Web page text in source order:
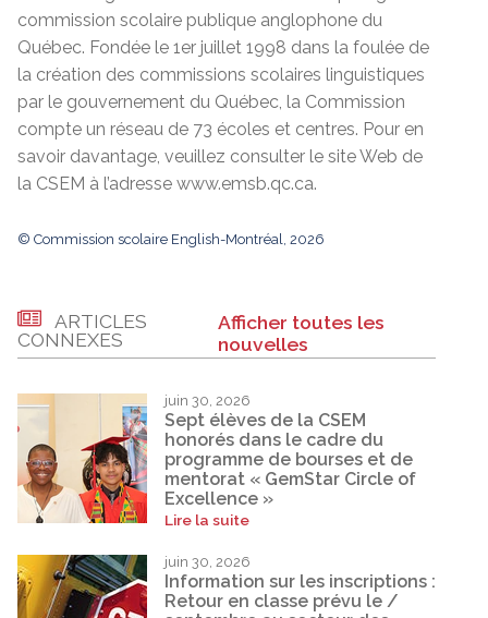
commission scolaire publique anglophone du
Québec. Fondée le 1er juillet 1998 dans la foulée de
la création des commissions scolaires linguistiques
par le gouvernement du Québec, la Commission
compte un réseau de 73 écoles et centres. Pour en
savoir davantage, veuillez consulter le site Web de
la CSEM à l’adresse www.emsb.qc.ca.
© Commission scolaire English-Montréal, 2026
ARTICLES
CONNEXES
Afficher toutes les
nouvelles
juin 30, 2026
Sept élèves de la CSEM
honorés dans le cadre du
programme de bourses et de
mentorat « GemStar Circle of
Excellence »
Lire la suite
juin 30, 2026
Information sur les inscriptions :
Retour en classe prévu le /